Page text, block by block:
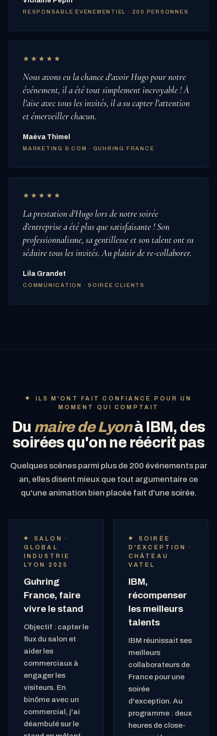
RESPONSABLE ÉVÉNEMENTIEL · 200 PERSONNES
★★★★★
Nous avons eu la chance d'avoir Hugo pour notre
événement, il a été tout simplement incroyable ! À
l'aise avec tous les invités, il a su capter l'attention
et émerveiller chacun.
Maéva Thimel
MARKETING & COM · GUHRING FRANCE
★★★★★
La prestation d'Hugo lors de notre soirée
d'entreprise a été plus que satisfaisante ! Son
professionnalisme, sa gentillesse et son talent ont su
séduire tous les invités. Au plaisir de re-collaborer.
Lila Grandet
COMMUNICATION · SOIRÉE CLIENTS
ILS M'ONT FAIT CONFIANCE POUR UN
MOMENT QUI COMPTAIT
Du maire de Lyonà IBM, des
soirées qu'on ne réécrit pas
Quelques scènes parmi plus de 200 événements par
an, elles disent mieux que tout argumentaire ce
qu'une animation bien placée fait d'une soirée.
SALON ·
GLOBAL
INDUSTRIE
LYON 2025
Guhring
France, faire
vivre le stand
Objectif : capter le
flux du salon et
aider les
commerciaux à
engager les
visiteurs. En
binôme avec un
commercial, j'ai
déambulé sur le
SOIRÉE
D'EXCEPTION ·
CHÂTEAU
VATEL
IBM,
récompenser
les meilleurs
talents
IBM réunissait ses
meilleurs
collaborateurs de
France pour une
soirée
d'exception. Au
programme : deux
heures de close-